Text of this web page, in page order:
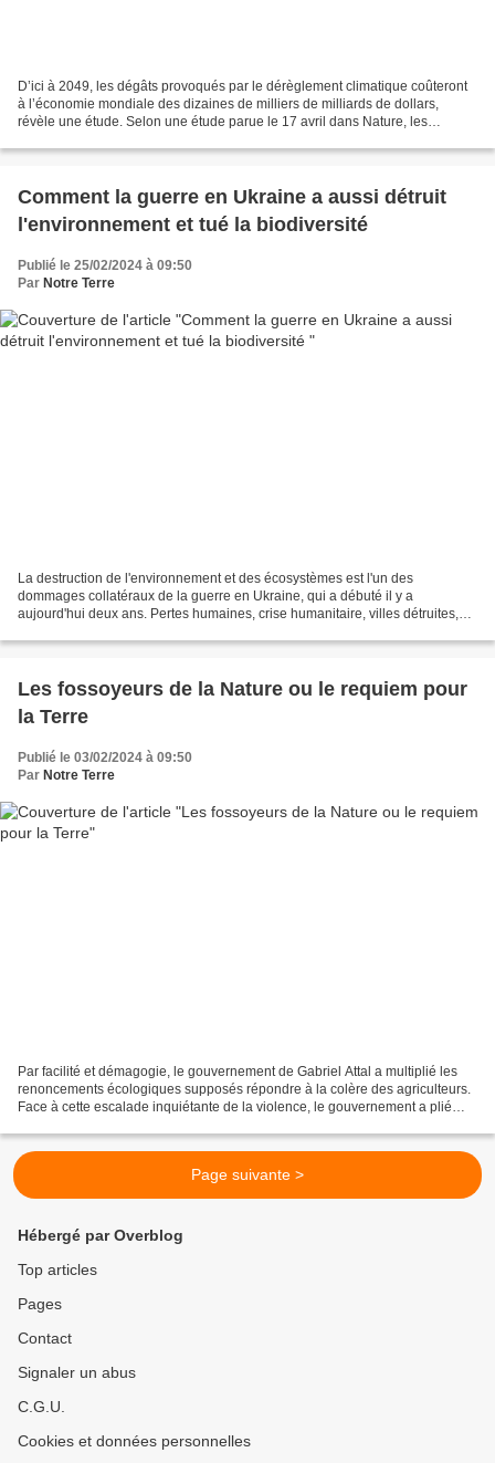
D’ici à 2049, les dégâts provoqués par le dérèglement climatique coûteront
à l’économie mondiale des dizaines de milliers de milliards de dollars,
révèle une étude. Selon une étude parue le 17 avril dans Nature, les
Comment la guerre en Ukraine a aussi détruit
l'environnement et tué la biodiversité
Publié le 25/02/2024 à 09:50
Par Notre Terre
La destruction de l'environnement et des écosystèmes est l'un des
dommages collatéraux de la guerre en Ukraine, qui a débuté il y a
aujourd'hui deux ans. Pertes humaines, crise humanitaire, villes détruites,
Les fossoyeurs de la Nature ou le requiem pour
la Terre
Publié le 03/02/2024 à 09:50
Par Notre Terre
Par facilité et démagogie, le gouvernement de Gabriel Attal a multiplié les
renoncements écologiques supposés répondre à la colère des agriculteurs.
Face à cette escalade inquiétante de la violence, le gouvernement a plié
Page suivante >
Hébergé par Overblog
Top articles
Pages
Contact
Signaler un abus
C.G.U.
Cookies et données personnelles